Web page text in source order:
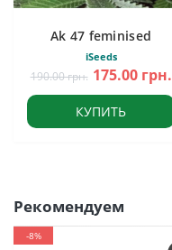
Ak 47 feminised
iSeeds
190.00 грн. 175.00 грн.
КУПИТЬ
Рекомендуем
-8%